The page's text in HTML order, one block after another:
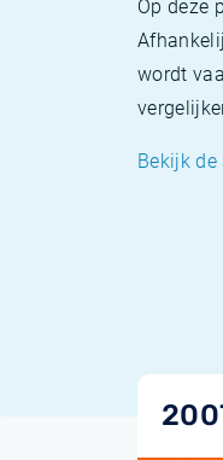
Op deze
wordt
Bekijk